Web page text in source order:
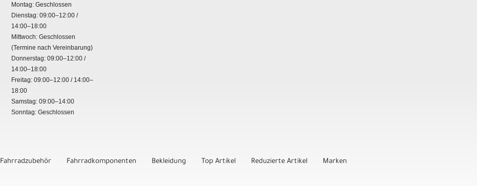
Montag: Geschlossen
Dienstag: 09:00–12:00 /
14:00–18:00
Mittwoch: Geschlossen
(Termine nach Vereinbarung)
Donnerstag: 09:00–12:00 /
14:00–18:00
Freitag: 09:00–12:00 / 14:00–
18:00
Samstag: 09:00–14:00
Sonntag: Geschlossen
Fahrradzubehör Fahrradkomponenten Bekleidung Top Artikel Reduzierte Artikel Marken